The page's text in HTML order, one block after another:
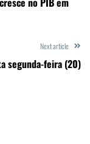
Next article
segunda-feira (20)